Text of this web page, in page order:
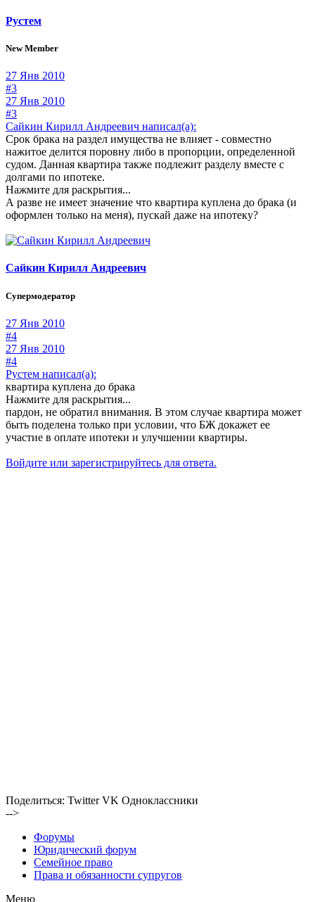
Рустем
New Member
27 Янв 2010
#3
27 Янв 2010
#3
Сайкин Кирилл Андреевич написал(а):
Срок брака на раздел имущества не влияет - совместно
нажитое делится поровну либо в пропорции, определенной
судом. Данная квартира также подлежит разделу вместе с
долгами по ипотеке.
Нажмите для раскрытия...
А разве не имеет значение что квартира куплена до брака (и
оформлен только на меня), пускай даже на ипотеку?
Сайкин Кирилл Андреевич
Супермодератор
27 Янв 2010
#4
27 Янв 2010
#4
Рустем написал(а):
квартира куплена до брака
Нажмите для раскрытия...
пардон, не обратил внимания. В этом случае квартира может
быть поделена только при условии, что БЖ докажет ее
участие в оплате ипотеки и улучшении квартиры.
Войдите или зарегистрируйтесь для ответа.
Поделиться: Twitter VK Одноклассники
-->
Форумы
Юридический форум
Семейное право
Права и обязанности супругов
Меню